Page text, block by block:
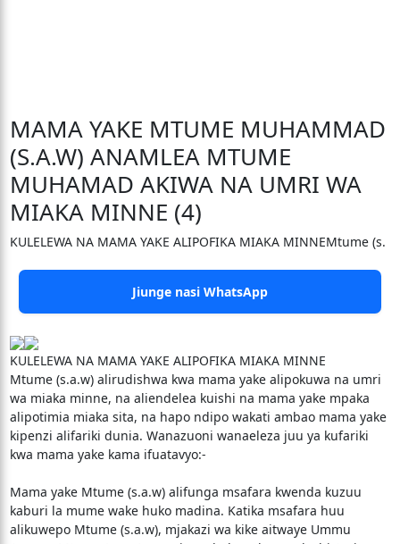
MAMA YAKE MTUME MUHAMMAD
(S.A.W) ANAMLEA MTUME
MUHAMAD AKIWA NA UMRI WA
MIAKA MINNE (4)
KULELEWA NA MAMA YAKE ALIPOFIKA MIAKA MINNEMtume (s.
Jiunge nasi WhatsApp
KULELEWA NA MAMA YAKE ALIPOFIKA MIAKA MINNE
Mtume (s.a.w) alirudishwa kwa mama yake alipokuwa na umri
wa miaka minne, na aliendelea kuishi na mama yake mpaka
alipotimia miaka sita, na hapo ndipo wakati ambao mama yake
kipenzi alifariki dunia. Wanazuoni wanaeleza juu ya kufariki
kwa mama yake kama ifuatavyo:-
Mama yake Mtume (s.a.w) alifunga msafara kwenda kuzuu
kaburi la mume wake huko madina. Katika msafara huu
alikuwepo Mtume (s.a.w), mjakazi wa kike aitwaye Ummu